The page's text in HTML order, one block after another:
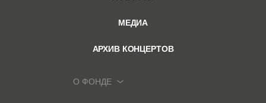
МЕДИА
АРХИВ КОНЦЕРТОВ
О ФОНДЕ